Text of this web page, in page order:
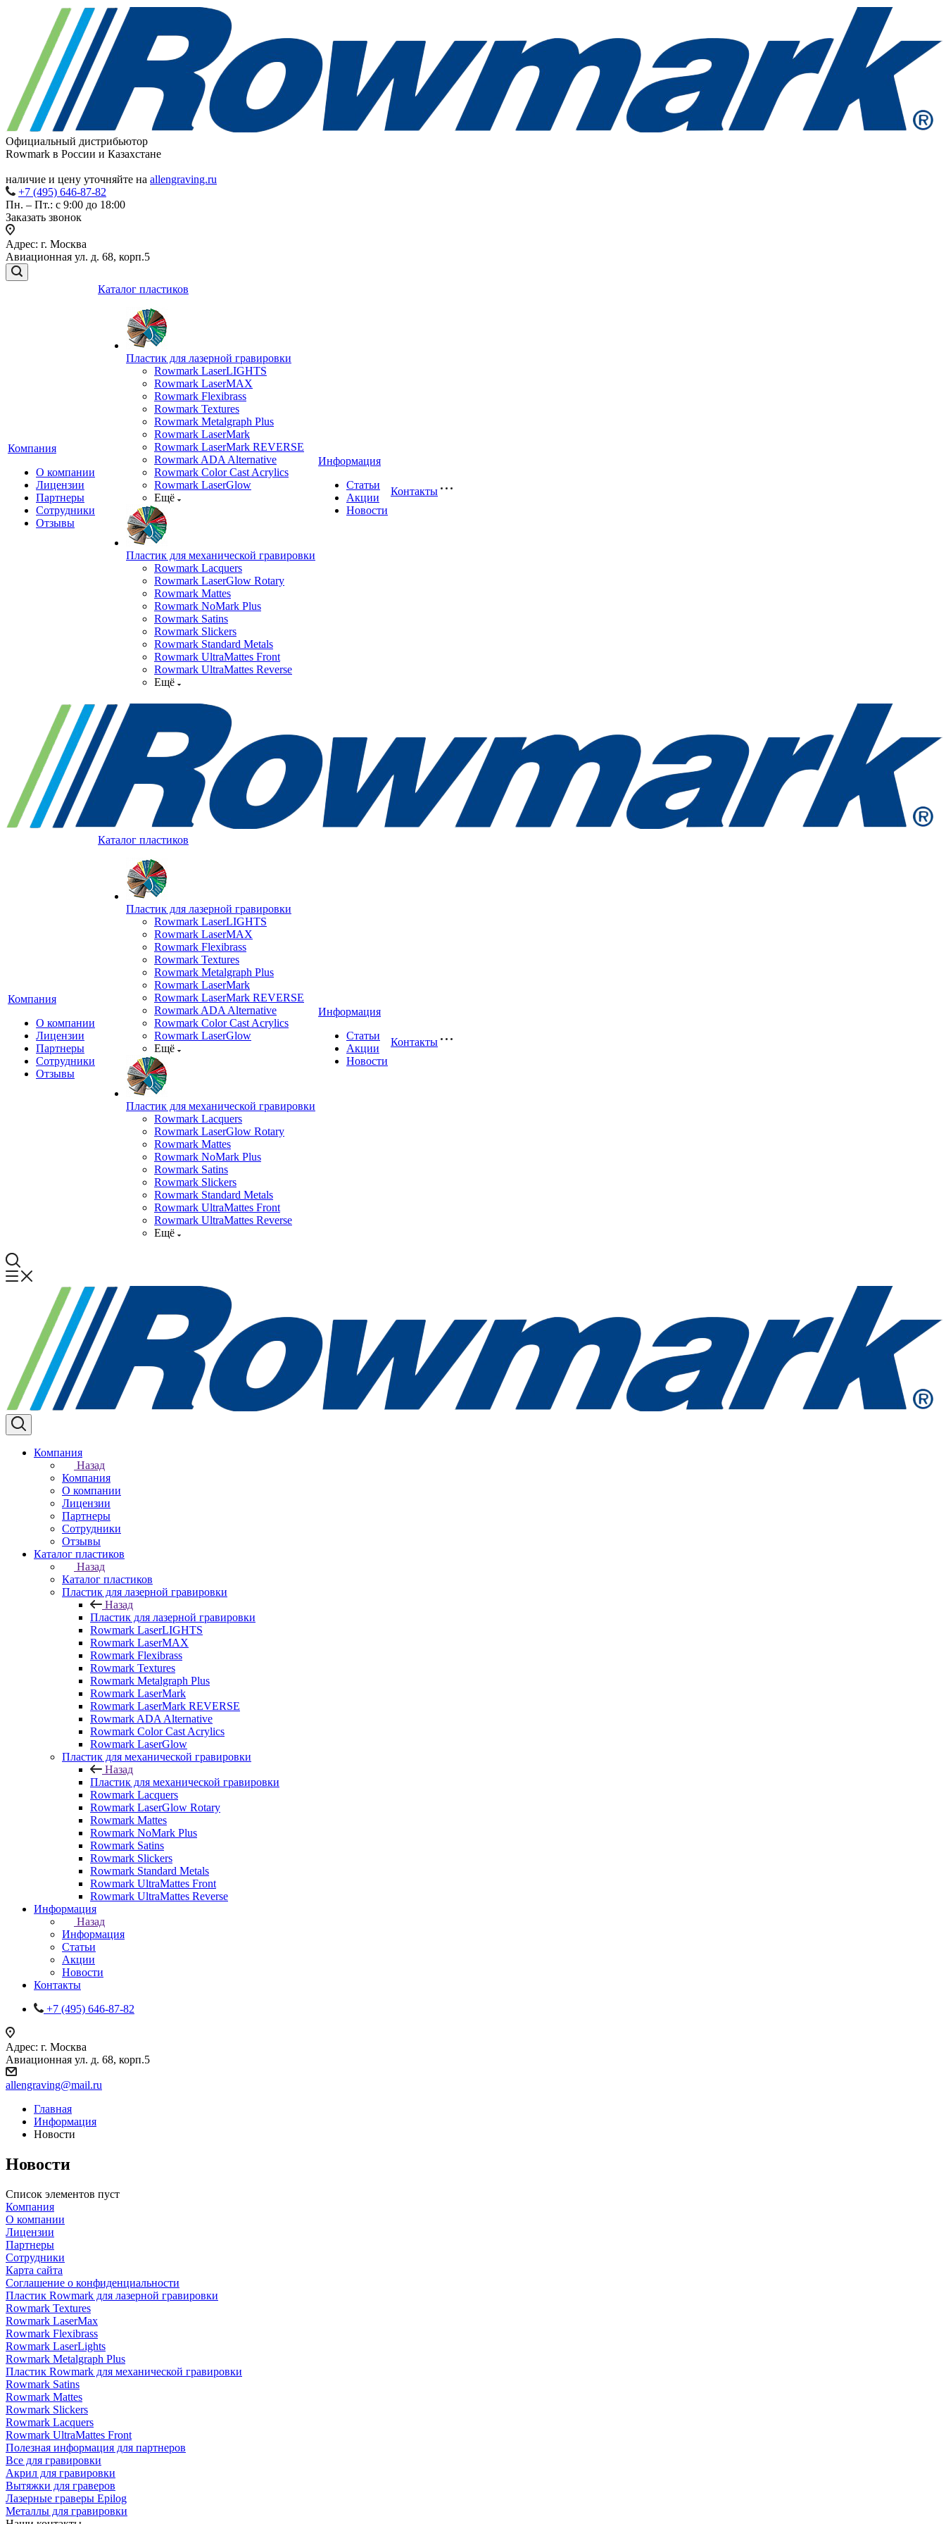
Официальный дистрибьютор
Rowmark в России и Казахстане
наличие и цену уточняйте на allengraving.ru
+7 (495) 646-87-82
Пн. – Пт.: с 9:00 до 18:00
Заказать звонок
Адрес: г. Москва
Авиационная ул. д. 68, корп.5
Компания
О компании
Лицензии
Партнеры
Сотрудники
Отзывы
Каталог пластиков
Пластик для лазерной гравировки
Rowmark LaserLIGHTS
Rowmark LaserMAX
Rowmark Flexibrass
Rowmark Textures
Rowmark Metalgraph Plus
Rowmark LaserMark
Rowmark LaserMark REVERSE
Rowmark ADA Alternative
Rowmark Color Cast Acrylics
Rowmark LaserGlow
Ещё
Пластик для механической гравировки
Rowmark Lacquers
Rowmark LaserGlow Rotary
Rowmark Mattes
Rowmark NoMark Plus
Rowmark Satins
Rowmark Slickers
Rowmark Standard Metals
Rowmark UltraMattes Front
Rowmark UltraMattes Reverse
Ещё
Информация
Статьи
Акции
Новости
Контакты
Компания
О компании
Лицензии
Партнеры
Сотрудники
Отзывы
Каталог пластиков
Пластик для лазерной гравировки
Rowmark LaserLIGHTS
Rowmark LaserMAX
Rowmark Flexibrass
Rowmark Textures
Rowmark Metalgraph Plus
Rowmark LaserMark
Rowmark LaserMark REVERSE
Rowmark ADA Alternative
Rowmark Color Cast Acrylics
Rowmark LaserGlow
Ещё
Пластик для механической гравировки
Rowmark Lacquers
Rowmark LaserGlow Rotary
Rowmark Mattes
Rowmark NoMark Plus
Rowmark Satins
Rowmark Slickers
Rowmark Standard Metals
Rowmark UltraMattes Front
Rowmark UltraMattes Reverse
Ещё
Информация
Статьи
Акции
Новости
Контакты
Компания
Назад
Компания
О компании
Лицензии
Партнеры
Сотрудники
Отзывы
Каталог пластиков
Назад
Каталог пластиков
Пластик для лазерной гравировки
Назад
Пластик для лазерной гравировки
Rowmark LaserLIGHTS
Rowmark LaserMAX
Rowmark Flexibrass
Rowmark Textures
Rowmark Metalgraph Plus
Rowmark LaserMark
Rowmark LaserMark REVERSE
Rowmark ADA Alternative
Rowmark Color Cast Acrylics
Rowmark LaserGlow
Пластик для механической гравировки
Назад
Пластик для механической гравировки
Rowmark Lacquers
Rowmark LaserGlow Rotary
Rowmark Mattes
Rowmark NoMark Plus
Rowmark Satins
Rowmark Slickers
Rowmark Standard Metals
Rowmark UltraMattes Front
Rowmark UltraMattes Reverse
Информация
Назад
Информация
Статьи
Акции
Новости
Контакты
+7 (495) 646-87-82
Адрес: г. Москва
Авиационная ул. д. 68, корп.5
allengraving@mail.ru
Главная
Информация
Новости
Новости
Список элементов пуст
Компания
О компании
Лицензии
Партнеры
Сотрудники
Карта сайта
Соглашение о конфиденциальности
Пластик Rowmark для лазерной гравировки
Rowmark Textures
Rowmark LaserMax
Rowmark Flexibrass
Rowmark LaserLights
Rowmark Metalgraph Plus
Пластик Rowmark для механической гравировки
Rowmark Satins
Rowmark Mattes
Rowmark Slickers
Rowmark Lacquers
Rowmark UltraMattes Front
Полезная информация для партнеров
Все для гравировки
Акрил для гравировки
Вытяжки для граверов
Лазерные граверы Epilog
Металлы для гравировки